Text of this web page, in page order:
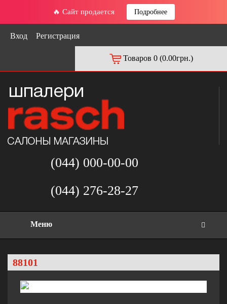
🔥 Сайт продается Подробнее
Вход Регистрация
Товаров 0 (0.00грн.)
(044) 000-00-00
(044) 276-28-27
Меню
88101